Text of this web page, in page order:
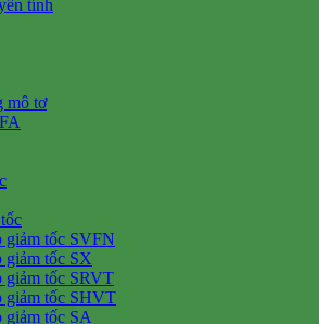
tính
mô tơ
giảm tốc SVFN
giảm tốc SX
giảm tốc SRVT
giảm tốc SHVT
giảm tốc SA